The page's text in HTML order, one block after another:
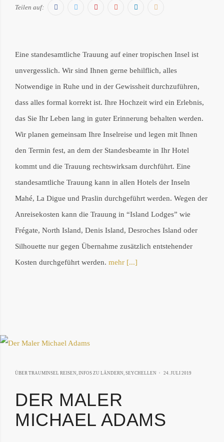
Teilen auf: FacebookTwitterPinterestGoogle+LinkedInE-
Eine standesamtliche Trauung auf einer tropischen Insel ist
unvergesslich. Wir sind Ihnen gerne behilflich, alles
Notwendige in Ruhe und in der Gewissheit durchzuführen,
dass alles formal korrekt ist. Ihre Hochzeit wird ein Erlebnis,
das Sie Ihr Leben lang in guter Erinnerung behalten werden.
Wir planen gemeinsam Ihre Inselreise und legen mit Ihnen
den Termin fest, an dem der Standesbeamte in Ihr Hotel
kommt und die Trauung rechtswirksam durchführt. Eine
standesamtliche Trauung kann in allen Hotels der Inseln
Mahé, La Digue und Praslin durchgeführt werden. Wegen der
Anreisekosten kann die Trauung in “Island Lodges” wie
Frégate, North Island, Denis Island, Desroches Island oder
Silhouette nur gegen Übernahme zusätzlich entstehender
Kosten durchgeführt werden. mehr [...]
ÜBER TRAUMINSEL REISEN INFOS ZU LÄNDERN SEYCHELLEN 24. JULI 2019
DER MALER
MICHAEL ADAMS